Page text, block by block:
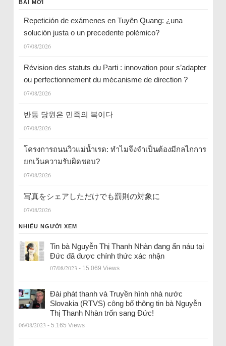
BÀI MỚI
Repetición de exámenes en Tuyên Quang: ¿una
solución justa o un precedente polémico?
07/08/2026
Révision des statuts du Parti : innovation pour s’adapter
ou perfectionnement du mécanisme de direction ?
07/08/2026
반동 당원은 민족의 복이다
07/08/2026
โครงการถนนวิวแม่น้ำเรด: ทำไมจึงจำเป็นต้องมีกลไกการ
ยกเว้นความรับผิดชอบ?
07/08/2026
写真をシェアしただけでも罰則の対象に
07/08/2026
NHIỀU NGƯỜI XEM
Tin bà Nguyễn Thị Thanh Nhàn đang ẩn náu tại
Đức đã được chính thức xác nhận
07/08/2023 - 15.069 Views
Đài phát thanh và Truyền hình nhà nước
Slovakia (RTVS) công bố thông tin bà Nguyễn
Thị Thanh Nhàn trốn sang Đức!
06/08/2023 - 5.165 Views